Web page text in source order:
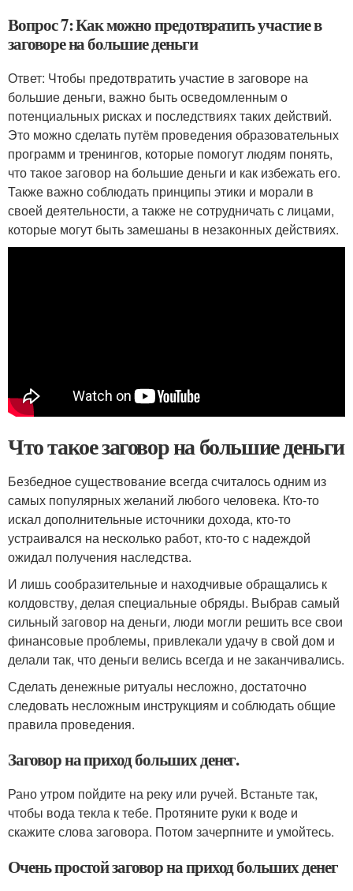
Вопрос 7: Как можно предотвратить участие в
заговоре на большие деньги
Ответ: Чтобы предотвратить участие в заговоре на
большие деньги, важно быть осведомленным о
потенциальных рисках и последствиях таких действий.
Это можно сделать путём проведения образовательных
программ и тренингов, которые помогут людям понять,
что такое заговор на большие деньги и как избежать его.
Также важно соблюдать принципы этики и морали в
своей деятельности, а также не сотрудничать с лицами,
которые могут быть замешаны в незаконных действиях.
Что такое заговор на большие деньги
Безбедное существование всегда считалось одним из
самых популярных желаний любого человека. Кто-то
искал дополнительные источники дохода, кто-то
устраивался на несколько работ, кто-то с надеждой
ожидал получения наследства.
И лишь сообразительные и находчивые обращались к
колдовству, делая специальные обряды. Выбрав самый
сильный заговор на деньги, люди могли решить все свои
финансовые проблемы, привлекали удачу в свой дом и
делали так, что деньги велись всегда и не заканчивались.
Сделать денежные ритуалы несложно, достаточно
следовать несложным инструкциям и соблюдать общие
правила проведения.
Заговор на приход больших денег.
Рано утром пойдите на реку или ручей. Встаньте так,
чтобы вода текла к тебе. Протяните руки к воде и
скажите слова заговора. Потом зачерпните и умойтесь.
Очень простой заговор на приход больших денег